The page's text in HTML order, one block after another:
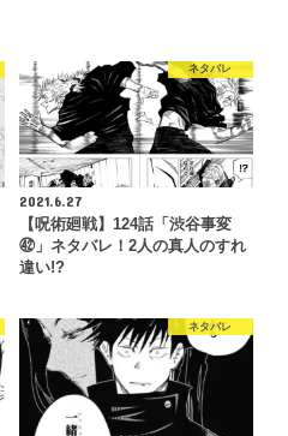
ネタバレ
2021.6.27
【呪術廻戦】124話「渋谷事変
㊷」ネタバレ！2人の真人のすれ
違い!?
ネタバレ